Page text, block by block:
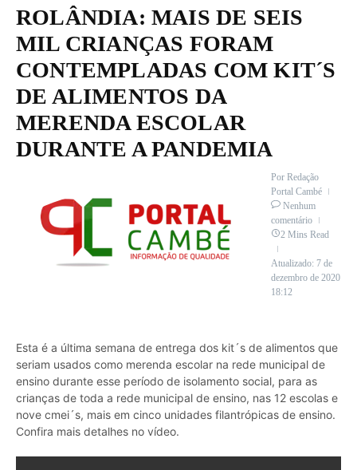
ROLÂNDIA: MAIS DE SEIS
MIL CRIANÇAS FORAM
CONTEMPLADAS COM KIT´S
DE ALIMENTOS DA
MERENDA ESCOLAR
DURANTE A PANDEMIA
Por Redação
Portal Cambé
Nenhum
comentário
2 Mins Read
Atualizado: 7 de
dezembro de 2020
18:12
Esta é a última semana de entrega dos kit´s de alimentos que
seriam usados como merenda escolar na rede municipal de
ensino durante esse período de isolamento social, para as
crianças de toda a rede municipal de ensino, nas 12 escolas e
nove cmei´s, mais em cinco unidades filantrópicas de ensino.
Confira mais detalhes no vídeo.